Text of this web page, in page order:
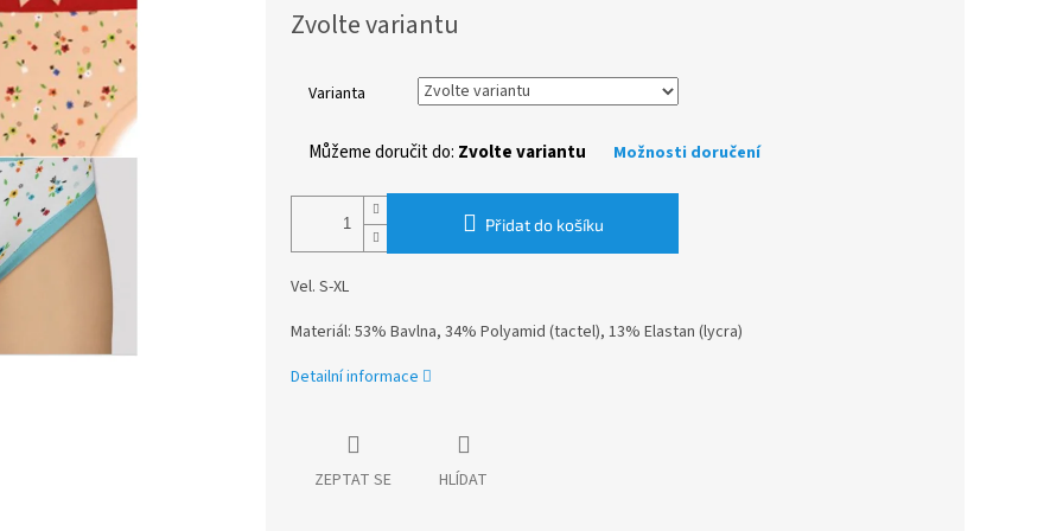
cena:
Zvolte variantu
Varianta
Můžeme doručit do: Zvolte variantu Možnosti doručení
Přidat do košíku
Vel. S-XL
Materiál: 53% Bavlna, 34% Polyamid (tactel), 13% Elastan (lycra)
Detailní informace
ZEPTAT SE HLÍDAT